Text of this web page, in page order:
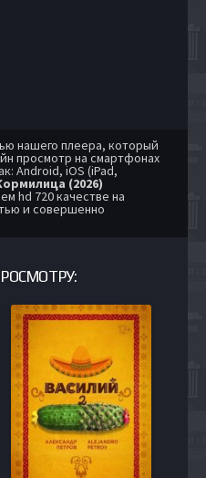
нашего плеера, который
просмотр на смартфонах
Android, iOS (iPad,
(2026)
hd 720 качестве на
и совершенно